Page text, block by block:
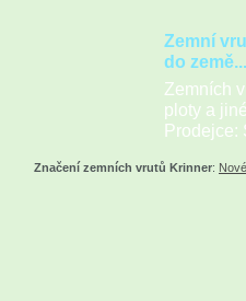
Zemní
do země...
Zemních
ploty a
Prodejce:
Značení zemních vrutů Krinner: